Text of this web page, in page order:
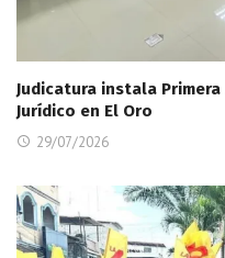
Judicatura instala
Jurídico en El Oro
29/07/2026